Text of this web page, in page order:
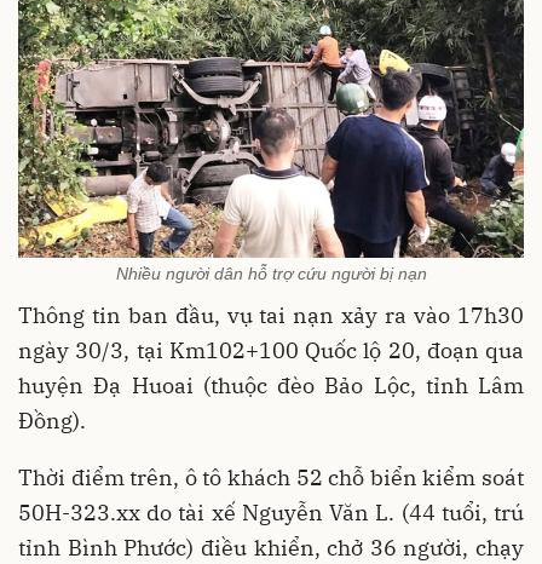
Nhiều người dân hỗ trợ cứu người bị nạn
Thông tin ban đầu, vụ tai nạn xảy ra vào 17h30
ngày 30/3, tại Km102+100 Quốc lộ 20, đoạn qua
huyện Đạ Huoai (thuộc đèo Bảo Lộc, tỉnh Lâm
Đồng).
Thời điểm trên, ô tô khách 52 chỗ biển kiểm soát
50H-323.xx do tài xế Nguyễn Văn L. (44 tuổi, trú
tỉnh Bình Phước) điều khiển, chở 36 người, chạy